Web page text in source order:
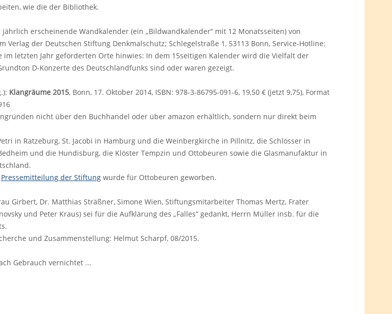
wie die der Bibliothek.
erscheinende Wandkalender (ein „Bildwandkalender“ mit 12 Monatsseiten) von
Verlag der Deutschen Stiftung Denkmalschutz; Schlegelstraße 1, 53113 Bonn, Service-Hotline:
im letzten Jahr geförderten Orte hinwies: In dem 15seitigen Kalender wird die Vielfalt der
D-Konzerte des Deutschlandfunks sind oder waren gezeigt.
Klangräume 2015, Bonn, 17. Oktober 2014, ISBN: 978-3-86795-091-6, 19,50 € (jetzt 9,75), Format
nicht über den Buchhandel oder über amazon erhältlich, sondern nur direkt beim
in Ratzeburg, St. Jacobi in Hamburg und die Weinbergkirche in Pillnitz, die Schlösser in
und die Hundisburg, die Klöster Tempzin und Ottobeuren sowie die Glasmanufaktur in
Pressemitteilung der Stiftungwurde für Ottobeuren geworben.
Girbert, Dr. Matthias Sträßner, Simone Wien, Stiftungsmitarbeiter Thomas Mertz, Frater
und Peter Kraus) sei für die Aufklärung des „Falles“ gedankt, Herrn Müller insb. für die
und Zusammenstellung: Helmut Scharpf, 08/2015.
Gebrauch vernichtet ...